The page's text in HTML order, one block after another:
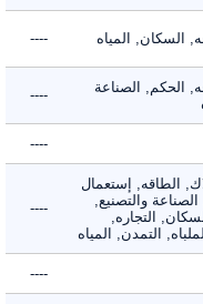
السكان, المياه ----
الحكم, الصناعة
----
----
الطاقه, إستعمال
والتصنيع,
التجاره,
التمدن, المياه
----
----